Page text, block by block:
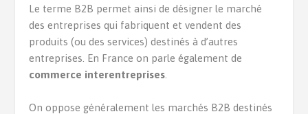
Le terme B2B permet ainsi de désigner le marché
des entreprises qui fabriquent et vendent des
produits (ou des services) destinés à d’autres
entreprises. En France on parle également de
commerce interentreprises
On oppose généralement les marchés B2B destinés